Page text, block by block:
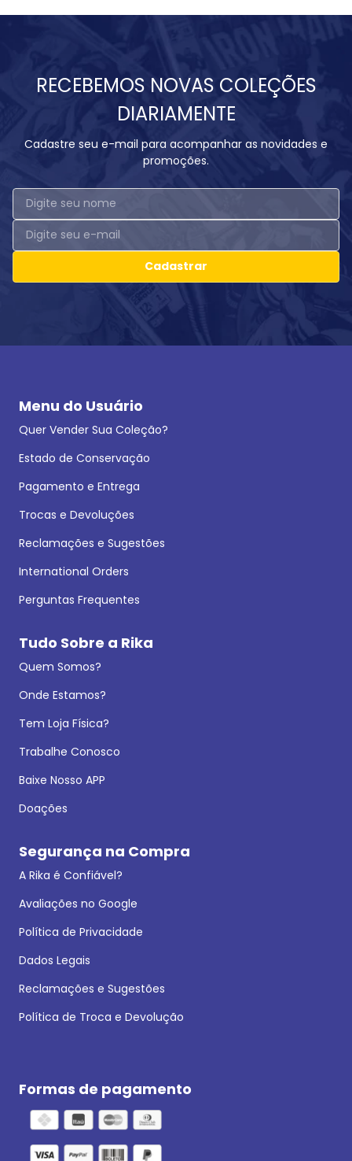
RECEBEMOS NOVAS COLEÇÕES
DIARIAMENTE
Cadastre seu e-mail para acompanhar as novidades e
promoções.
Cadastrar
Menu do Usuário
Quer Vender Sua Coleção?
Estado de Conservação
Pagamento e Entrega
Trocas e Devoluções
Reclamações e Sugestões
International Orders
Perguntas Frequentes
Tudo Sobre a Rika
Quem Somos?
Onde Estamos?
Tem Loja Física?
Trabalhe Conosco
Baixe Nosso APP
Doações
Segurança na Compra
A Rika é Confiável?
Avaliações no Google
Política de Privacidade
Dados Legais
Reclamações e Sugestões
Política de Troca e Devolução
Formas de pagamento